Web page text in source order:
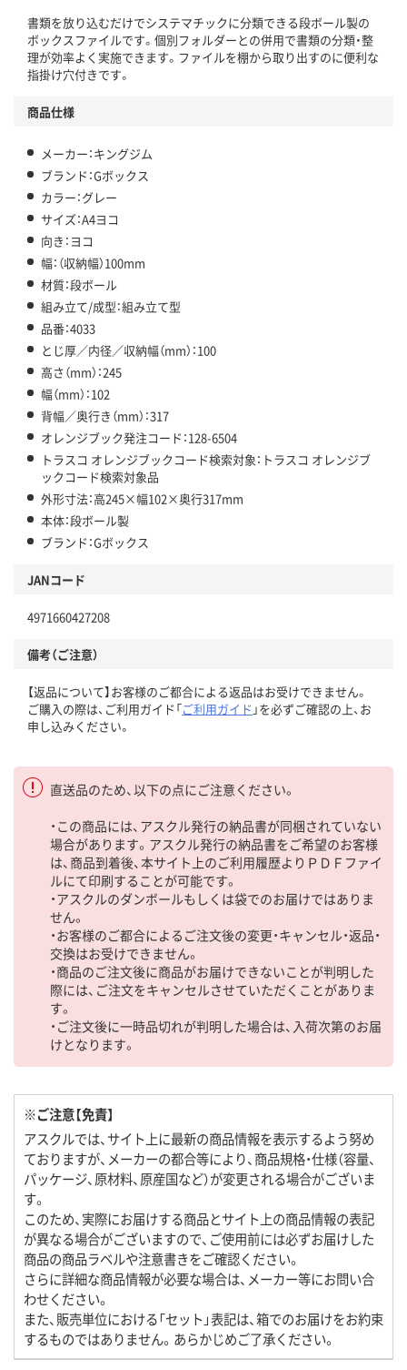
書類を放り込むだけでシステマチックに分類できる段ボール製の
ボックスファイルです。個別フォルダーとの併用で書類の分類・整
理が効率よく実施できます。ファイルを棚から取り出すのに便利な
指掛け穴付きです。
商品仕様
メーカー：キングジム
ブランド：Gボックス
カラー：グレー
サイズ：A4ヨコ
向き：ヨコ
幅：（収納幅）100mm
材質：段ボール
組み立て/成型：組み立て型
品番：4033
とじ厚／内径／収納幅（mm）：100
高さ（mm）：245
幅（mm）：102
背幅／奥行き（mm）：317
オレンジブック発注コード：128-6504
トラスコ オレンジブックコード検索対象：トラスコ オレンジブ
ックコード検索対象品
外形寸法：高245×幅102×奥行317mm
本体：段ボール製
ブランド：Gボックス
JANコード
4971660427208
備考（ご注意）
【返品について】お客様のご都合による返品はお受けできません。
ご購入の際は、ご利用ガイド「ご利用ガイド 」を必ずご確認の上、お
申し込みください。
直送品のため、以下の点にご注意ください。
・この商品には、アスクル発行の納品書が同梱されていない
場合があります。アスクル発行の納品書をご希望のお客様
は、商品到着後、本サイト上のご利用履歴よりＰＤＦファイ
ルにて印刷することが可能です。
・アスクルのダンボールもしくは袋でのお届けではありま
せん。
・お客様のご都合によるご注文後の変更・キャンセル・返品・
交換はお受けできません。
・商品のご注文後に商品がお届けできないことが判明した
際には、ご注文をキャンセルさせていただくことがありま
す。
・ご注文後に一時品切れが判明した場合は、入荷次第のお届
けとなります。
※ご注意【免責】
アスクルでは、サイト上に最新の商品情報を表示するよう努め
ておりますが、メーカーの都合等により、商品規格・仕様（容量、
パッケージ、原材料、原産国など）が変更される場合がございま
す。
このため、実際にお届けする商品とサイト上の商品情報の表記
が異なる場合がございますので、ご使用前には必ずお届けした
商品の商品ラベルや注意書きをご確認ください。
さらに詳細な商品情報が必要な場合は、メーカー等にお問い合
わせください。
また、販売単位における「セット」表記は、箱でのお届けをお約束
するものではありません。あらかじめご了承ください。